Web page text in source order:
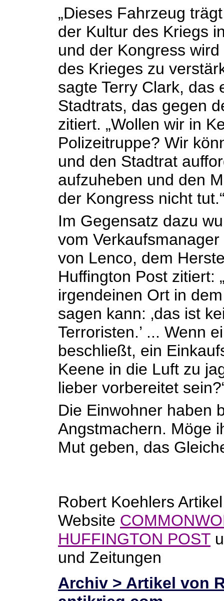
„Dieses Fahrzeug
der Kultur des Kriegs
und der Kongress
des Krieges zu
sagte Terry Clark, das
Stadtrats, das gegen
zitiert. „Wollen wir in
Polizeitruppe? Wir
und den Stadtrat
aufzuheben und den
der Kongress nicht
Im Gegensatz dazu
vom
von Lenco, dem
Huffington Post zitiert:
irgendeinen Ort in
sagen kann: ‚das ist
Terroristen.’ ... Wenn
beschließt, ein
Keene in die Luft zu
lieber vorbereitet
Die Einwohner haben
Angstmachern. Möge
Mut geben, das
Robert Koehlers
Website
HUFFINGTON POST
und Zeitungen
Archiv > Artikel von